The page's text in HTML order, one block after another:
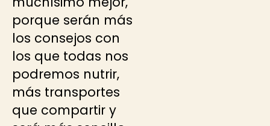
porque serán más
los consejos con
los que todas nos
podremos nutrir,
más transportes
que compartir y